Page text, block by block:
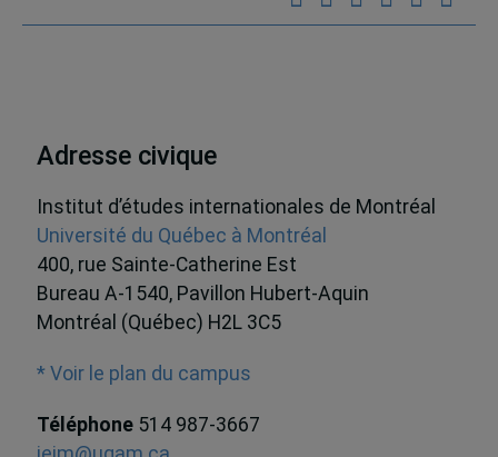
Adresse civique
Institut d’études internationales de Montréal
Université du Québec à Montréal
400, rue Sainte-Catherine Est
Bureau A-1540, Pavillon Hubert-Aquin
Montréal (Québec) H2L 3C5
* Voir le plan du campus
Téléphone 514 987-3667